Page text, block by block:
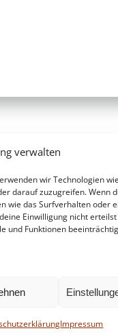
verwalten
wir Technologien
darauf zuzugreifen. Wenn
wie das Surfverhalten oder
Einwilligung nicht
und Funktionen
Impressum